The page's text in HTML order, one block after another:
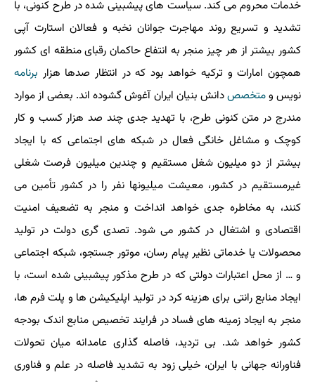
خدمات محروم می کند. سیاست های پیشبینی شده در طرح کنونی، با
تشدید و تسریع روند مهاجرت جوانان نخبه و فعالان استارت آپی
کشور بیشتر از هر چیز منجر به انتفاع حاکمان رقبای منطقه ای کشور
همچون امارات و ترکیه خواهد بود که در انتظار صدها هزار برنامه
نویس ومتخصصدانش بنیان ایران آغوش گشوده اند. بعضی از موارد
مندرج در متن کنونی طرح، با تهدید جدی چند صد هزار کسب و کار
کوچک و مشاغل خانگی فعال در شبکه های اجتماعی که با ایجاد
بیشتر از دو میلیون شغل مستقیم و چندین میلیون فرصت شغلی
غیرمستقیم در کشور، معیشت میلیونها نفر را در کشور تأمین می
کنند، به مخاطره جدی خواهد انداخت و منجر به تضعیف امنیت
اقتصادی و اشتغال در کشور می شود. تصدی گری دولت در تولید
محصولات یا خدماتی نظیر پیام رسان، موتور جستجو، شبکه اجتماعی
و … از محل اعتبارات دولتی که در طرح مذکور پیشبینی شده است، با
ایجاد منابع رانتی برای هزینه کرد در تولید اپلیکیشن ها و پلت فرم ها،
منجر به ایجاد زمینه های فساد در فرایند تخصیص منابع اندک بودجه
کشور خواهد شد. بی تردید، فاصله گذاری عامدانه میان تحولات
فناورانه جهانی با ایران، خیلی زود به تشدید فاصله در علم و فناوری